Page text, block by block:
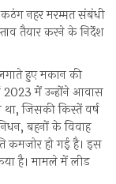
कठंग नहर मरम्मत संबंधी
तैयार करने के निर्देश
हुए मकान की
2023 में उन्होंने आवास
जिसकी किस्तें वर्ष
बहनों के विवाह
कमजोर हो गई है। इस
है। मामले में लीड